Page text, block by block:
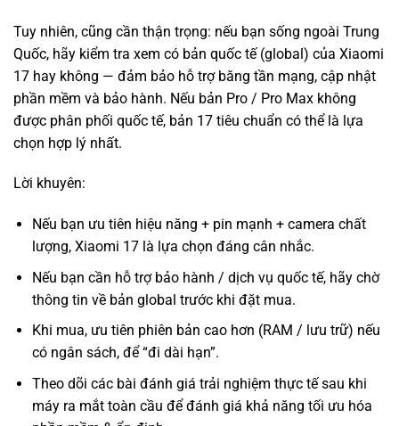
Tuy nhiên, cũng cần thận trọng: nếu bạn sống ngoài Trung
Quốc, hãy kiểm tra xem có bản quốc tế (global) của Xiaomi
17 hay không — đảm bảo hỗ trợ băng tần mạng, cập nhật
phần mềm và bảo hành. Nếu bản Pro / Pro Max không
được phân phối quốc tế, bản 17 tiêu chuẩn có thể là lựa
chọn hợp lý nhất.
Lời khuyên:
Nếu bạn ưu tiên hiệu năng + pin mạnh + camera chất
lượng, Xiaomi 17 là lựa chọn đáng cân nhắc.
Nếu bạn cần hỗ trợ bảo hành / dịch vụ quốc tế, hãy chờ
thông tin về bản global trước khi đặt mua.
Khi mua, ưu tiên phiên bản cao hơn (RAM / lưu trữ) nếu
có ngân sách, để “đi dài hạn”.
Theo dõi các bài đánh giá trải nghiệm thực tế sau khi
máy ra mắt toàn cầu để đánh giá khả năng tối ưu hóa